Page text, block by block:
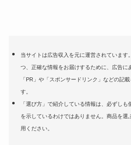
当サイトは広告収入を元に運営されています
つ、正確な情報をお届けするために、広告に
「PR」や「スポンサードリンク」などの記
す。
「選び方」で紹介している情報は、必ずし
を示しているわけではありません。商品を選
用ください。